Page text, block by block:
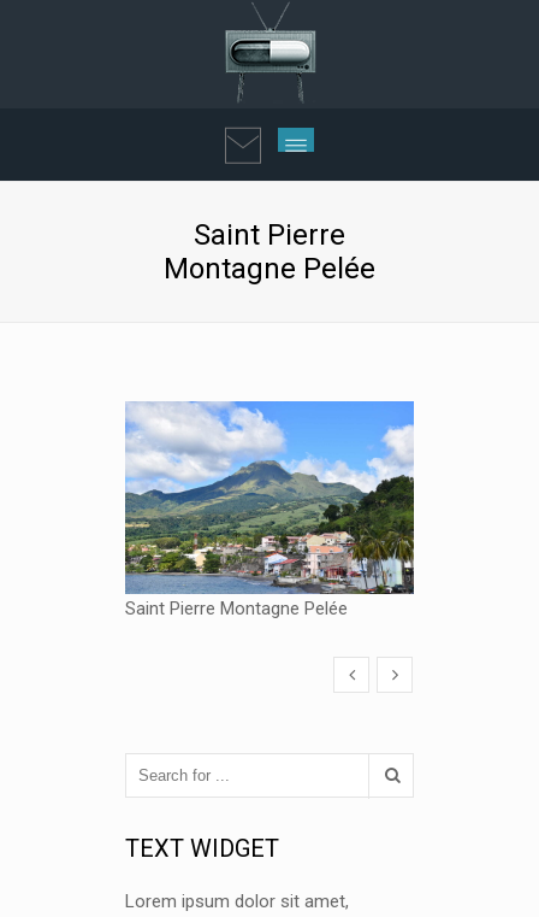
Saint Pierre
Montagne Pelée
Saint Pierre Montagne Pelée
TEXT WIDGET
Lorem ipsum dolor sit amet,